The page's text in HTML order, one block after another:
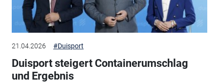
21.04.2026 #Duisport
Duisport steigert Containerumschlag
und Ergebnis